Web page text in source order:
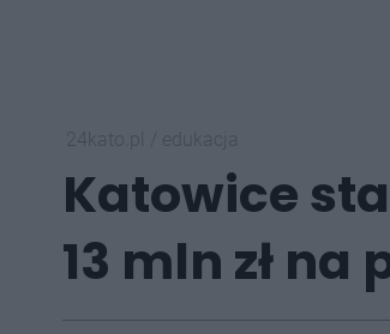
Katowice
13 mln zł